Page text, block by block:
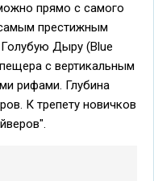
прямо с самого
престижным
Дыру (Blue
с вертикальным
рифами. Глубина
К трепету новичков